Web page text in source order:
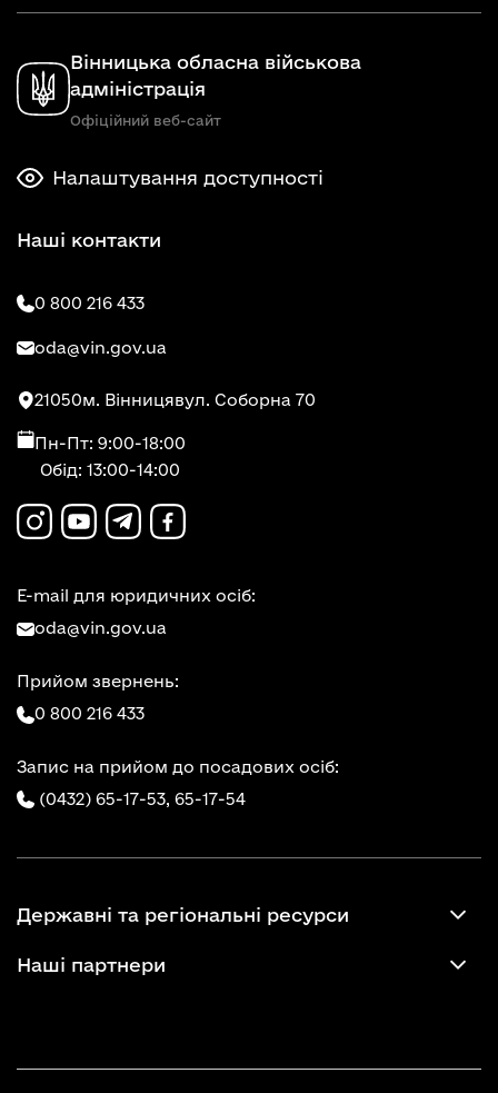
Вінницька обласна військова
адміністрація
Офіційний веб-сайт
Налаштування доступності
Наші контакти
0 800 216 433
oda@vin.gov.ua
21050м. Вінницявул. Соборна 70
Пн-Пт: 9:00-18:00
Обід: 13:00-14:00
E-mail для юридичних осіб:
oda@vin.gov.ua
Прийом звернень:
0 800 216 433
Запис на прийом до посадових осіб:
(0432) 65-17-53, 65-17-54
Державні та регіональні ресурси
Наші партнери